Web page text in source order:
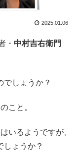
2025.01.06
・ 中村吉右衛門
でしょうか？
こと。
いるようですが、
しょうか？